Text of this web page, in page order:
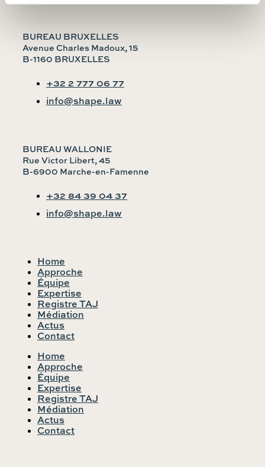
BUREAU BRUXELLES
Avenue Charles Madoux, 15
B-1160 BRUXELLES
+32 2 777 06 77
info@shape.law
BUREAU WALLONIE
Rue Victor Libert, 45
B-6900 Marche-en-Famenne
+32 84 39 04 37
info@shape.law
Home
Approche
Équipe
Expertise
Registre TAJ
Médiation
Actus
Contact
Home
Approche
Équipe
Expertise
Registre TAJ
Médiation
Actus
Contact